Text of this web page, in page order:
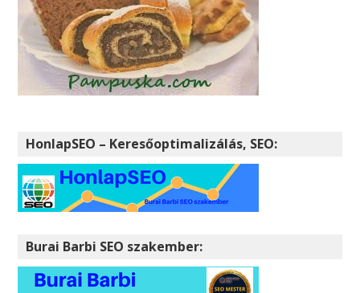
HonlapSEO – Keresőoptimalizálás, SEO:
Burai Barbi SEO szakember: